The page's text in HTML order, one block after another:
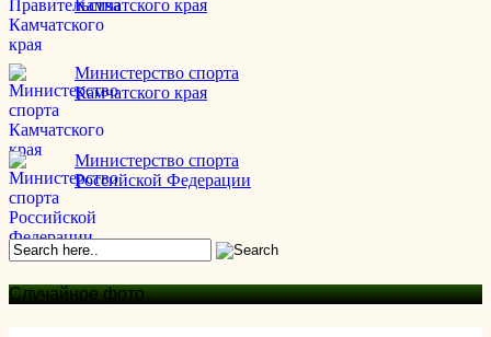
Камчатского края
Министерство спорта
Камчатского края
Министерство спорта
Российской Федерации
Случайное фото